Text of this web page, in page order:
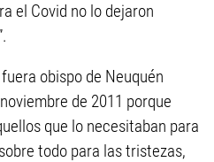
el Covid no lo dejaron
obispo de Neuquén
de 2011 porque
que lo necesitaban para
todo para las tristezas,